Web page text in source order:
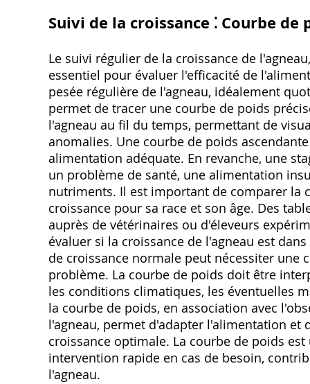
Suivi de la croissance ⁚ Courbe de
Le suivi régulier de la croissance de
essentiel pour évaluer l'efficacité de
pesée régulière de l'agneau, idéalement
permet de tracer une courbe de poids
l'agneau au fil du temps, permettant de
anomalies. Une courbe de poids
alimentation adéquate. En revanche, une
un problème de santé, une alimentation
nutriments. Il est important de comparer la
croissance pour sa race et son âge. Des
auprès de vétérinaires ou d'éleveurs
évaluer si la croissance de l'agneau est
de croissance normale peut nécessiter
problème. La courbe de poids doit être
les conditions climatiques, les éventuelles
la courbe de poids, en association avec
l'agneau, permet d'adapter l'alimentation et
croissance optimale. La courbe de poids
intervention rapide en cas de besoin,
l'agneau.